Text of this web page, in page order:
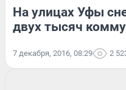
На улицах Уфы
двух тысяч
7 декабря, 2016, 08:29 2